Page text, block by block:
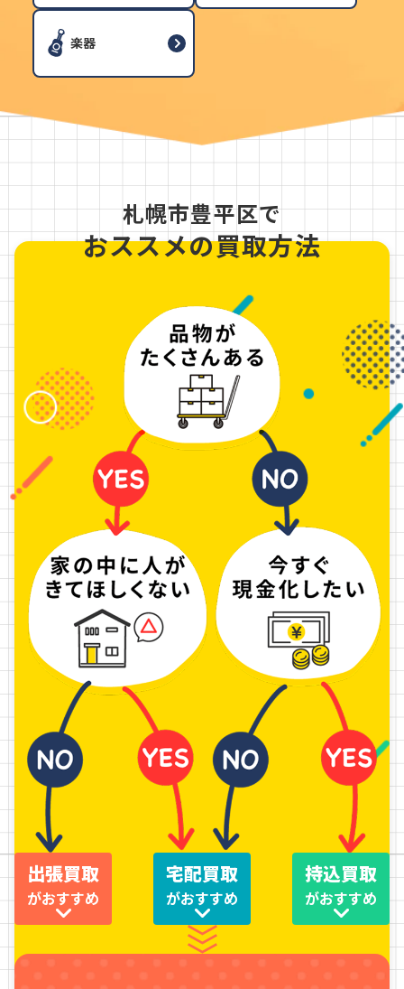
楽器
札幌市豊平区で
おススメの買取方法
出張買取
がおすすめ
宅配買取
がおすすめ
持込買取
がおすすめ